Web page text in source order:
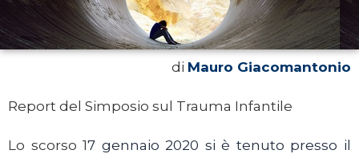
di Mauro Giacomantonio
Report del Simposio sul Trauma Infantile
Lo scorso 17 gennaio 2020 si è tenuto presso il